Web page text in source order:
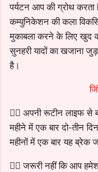
पर्यटन आप की ग्रोथ
कम्युनिकेशन की कला
मुकाबला करने के लिए खुद
सुनहरी यादों का खजाना
है।
👉🏻 अपनी रूटीन लाइफ
महीने में एक बार दो-तीन
महीनों में एक बार यह ब्रेक
👉🏻 जरूरी नहीं कि आप